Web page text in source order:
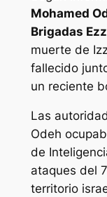
Mohamed
Brigadas
muerte de
fallecido
un reciente
Las
Odeh
de
ataques del
territorio